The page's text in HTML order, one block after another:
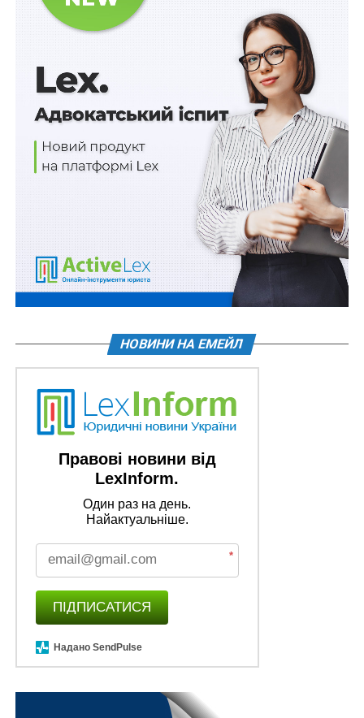
UNITED24 фінансуватиме спорт і молодіжну
політику
ПОВ'ЯЗАНІ ТЕМИ: ПОСТАНОВА КМУ
Україна приєднується до Банку розвитку Ради
Кабмін дозволив онлайн реєстрацію автомобілів
НОВИНИ НА ЕМЕЙЛ
Правові новини від
LexInform.
Один раз на день.
Найактуальніше.
*
ПІДПИСАТИСЯ
Надано SendPulse